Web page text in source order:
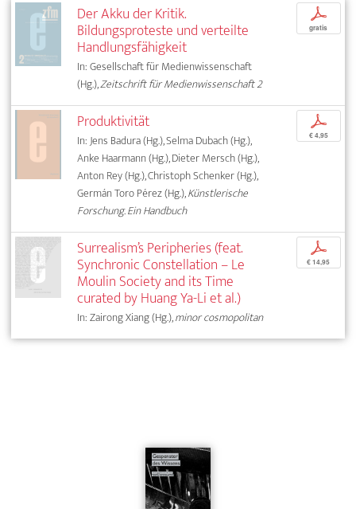
Der Akku der Kritik.
Bildungsproteste und verteilte
Handlungsfähigkeit
In: Gesellschaft für Medienwissenschaft
(Hg.),Zeitschrift für Medienwissenschaft 2
p
gratis
Produktivität
In: Jens Badura (Hg.), Selma Dubach (Hg.),
Anke Haarmann (Hg.), Dieter Mersch (Hg.),
Anton Rey (Hg.), Christoph Schenker (Hg.),
Germán Toro Pérez (Hg.),Künstlerische
Forschung. Ein Handbuch
p
€ 4,95
Surrealism’s Peripheries (feat.
Synchronic Constellation – Le
Moulin Society and its Time
curated by Huang Ya-Li et al.)
In: Zairong Xiang (Hg.),minor cosmopolitan
p
€ 14,95